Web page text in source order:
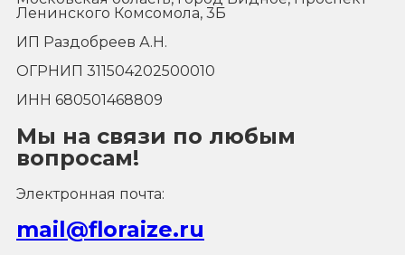
Ленинского Комсомола, 3Б
ИП Раздобреев А.Н.
ОГРНИП 311504202500010
ИНН 680501468809
Мы на связи по любым
вопросам!
Электронная почта:
mail@floraize.ru